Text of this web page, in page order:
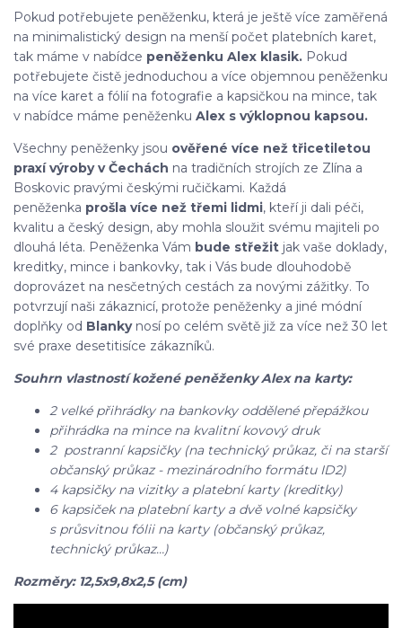
Pokud potřebujete peněženku, která je ještě více zaměřená
na minimalistický design na menší počet platebních karet,
tak máme v nabídce peněženku Alex klasik. Pokud
potřebujete čistě jednoduchou a více objemnou peněženku
na více karet a fólií na fotografie a kapsičkou na mince, tak
v nabídce máme peněženku Alex s výklopnou kapsou.
Všechny peněženky jsou ověřené více než třicetiletou
praxí výroby v Čechách na tradičních strojích ze Zlína a
Boskovic pravými českými ručičkami. Každá
peněženka prošla více než třemi lidmi, kteří ji dali péči,
kvalitu a český design, aby mohla sloužit svému majiteli po
dlouhá léta. Peněženka Vám bude střežit jak vaše doklady,
kreditky, mince i bankovky, tak i Vás bude dlouhodobě
doprovázet na nesčetných cestách za novými zážitky. To
potvrzují naši zákaznicí, protože peněženky a jiné módní
doplňky od Blankynosí po celém světě již za více než 30 let
své praxe desetitisíce zákazníků.
Souhrn vlastností kožené peněženky Alex na karty:
2 velké přihrádky na bankovky oddělené přepážkou
přihrádka na mince na kvalitní kovový druk
2 postranní kapsičky (na technický průkaz, či na starší
občanský průkaz - mezinárodního formátu ID2)
4 kapsičky na vizitky a platební karty (kreditky)
6 kapsiček na platební karty a dvě volné kapsičky
s průsvitnou fólii na karty (občanský průkaz,
technický průkaz…)
Rozměry: 12,5x9,8x2,5 (cm)